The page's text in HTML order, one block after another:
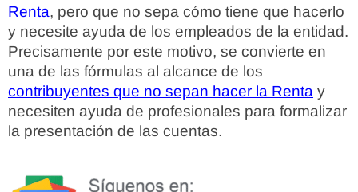
Renta, pero que no sepa cómo tiene que hacerlo
y necesite ayuda de los empleados de la entidad.
Precisamente por este motivo, se convierte en
una de las fórmulas al alcance de los
contribuyentes que no sepan hacer la Renta y
necesiten ayuda de profesionales para formalizar
la presentación de las cuentas.